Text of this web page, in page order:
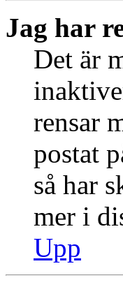
Jag har
Det är
rensar
postat
så har
mer i
Upp